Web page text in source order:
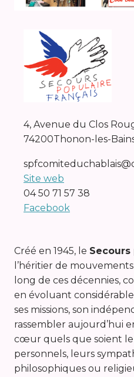
4, Avenue du Clos
74200Thonon-les-
Site web
04 50 71 57 38
Facebook
Créé en 1945, le
l’héritier de
long de ces décennies,
en évoluant
ses missions, son
rassembler aujourd’hui
cœur quels que soient
personnels, leurs
philosophiques ou